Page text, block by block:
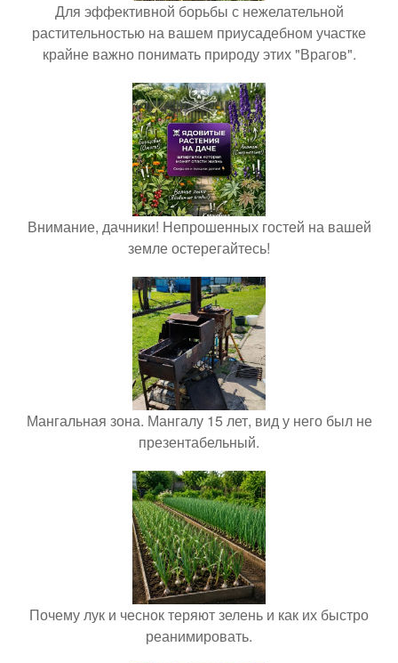
Для эффективной борьбы с нежелательной
растительностью на вашем приусадебном участке
крайне важно понимать природу этих "Врагов".
Внимание, дачники! Непрошенных гостей на вашей
земле остерегайтесь!
Мангальная зона. Мангалу 15 лет, вид у него был не
презентабельный.
Почему лук и чеснок теряют зелень и как их быстро
реанимировать.